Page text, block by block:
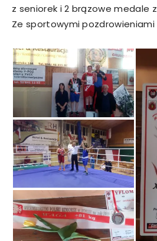
z seniorek i 2 brązowe medale
Ze sportowymi